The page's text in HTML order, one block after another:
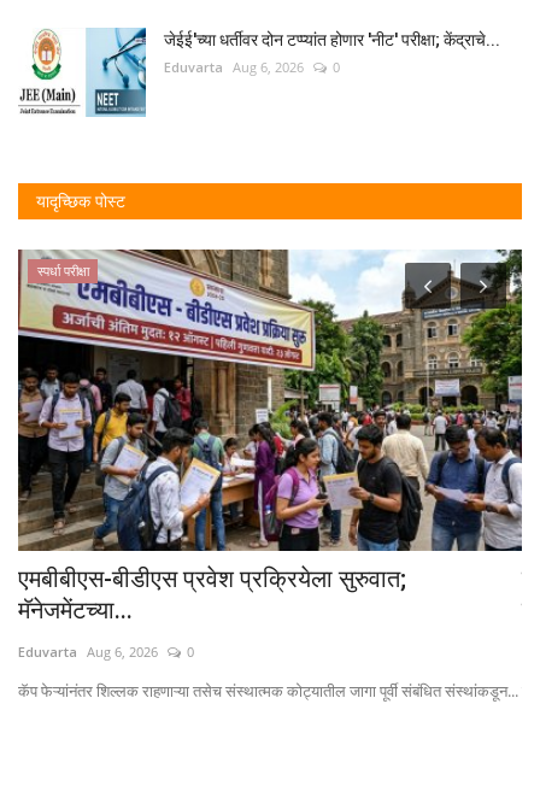
जेईई'च्या धर्तीवर दोन टप्प्यांत होणार 'नीट' परीक्षा; केंद्राचे...
Eduvarta Aug 6, 2026 0
यादृच्छिक पोस्ट
स्पर्धा परीक्षा
एमबीबीएस-बीडीएस प्रवेश प्रक्रियेला सुरुवात;
मॅनेजमेंटच्या...
Eduvarta Aug 6, 2026 0
कॅप फेऱ्यांनंतर शिल्लक राहणाऱ्या तसेच संस्थात्मक कोट्यातील जागा पूर्वी संबंधित संस्थांकडून...